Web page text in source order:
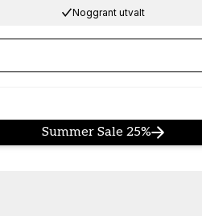
Noggrant utvalt
Summer Sale 25%